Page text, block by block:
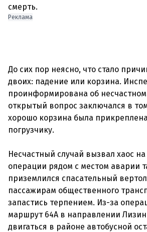
Реклама
До сих пор неясно, что стало
двоих: падение или корзина.
проинформирована об
открытый вопрос заключался в
хорошо корзина была
погрузчику.
Несчастный случай вызвал хаос
операции рядом с местом аварии
приземлился спасательный
пассажирам общественного
запастись терпением. Из-за
маршрут 64A в направлении
двигаться в районе автобусной